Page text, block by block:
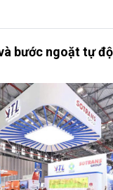
bước ngoặt tự